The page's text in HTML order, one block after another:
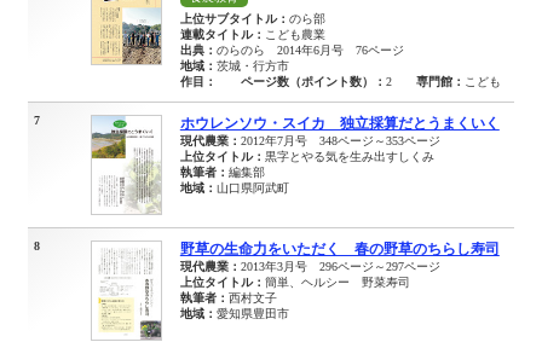
上位サブタイトル： のら部
連載タイトル： こども農業
出典： のらのら 2014年6月号 76ページ
地域： 茨城・行方市
作目：
ページ数（ポイント数）： 2 専門館： こども
7 ホウレンソウ・スイカ 独立採算だとうまくいく
現代農業： 2012年7月号 348ページ～353ページ
上位タイトル： 黒字とやる気を生み出すしくみ
執筆者： 編集部
地域： 山口県阿武町
8 野草の生命力をいただく 春の野草のちらし寿司
現代農業： 2013年3月号 296ページ～297ページ
上位タイトル： 簡単、ヘルシー 野菜寿司
執筆者： 西村文子
地域： 愛知県豊田市